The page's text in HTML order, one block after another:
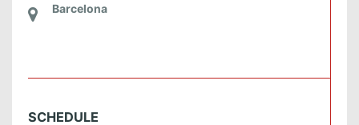
Barcelona
SCHEDULE